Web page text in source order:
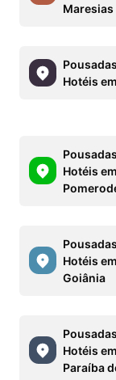
Maresias
Hotéis
Hotéis em
Hotéis em
Goiânia
Hotéis em
Paraíba